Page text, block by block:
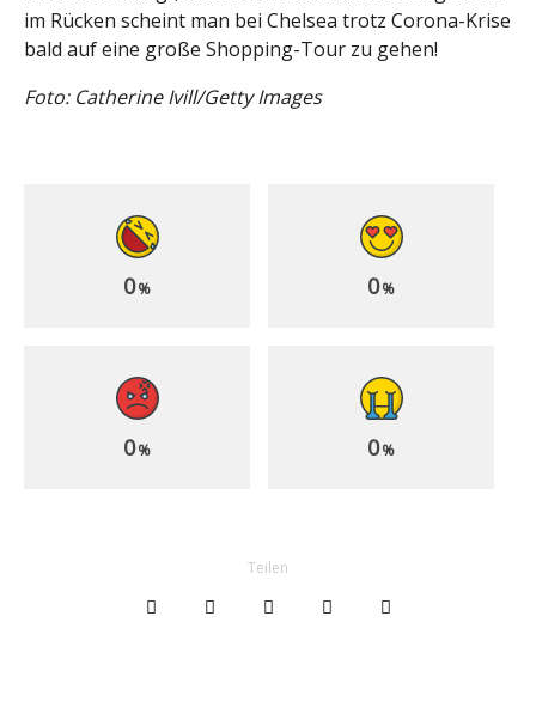
im Rücken scheint man bei Chelsea trotz Corona-Krise
bald auf eine große Shopping-Tour zu gehen!
Foto: Catherine Ivill/Getty Images
0% 0%
0% 0%
Teilen